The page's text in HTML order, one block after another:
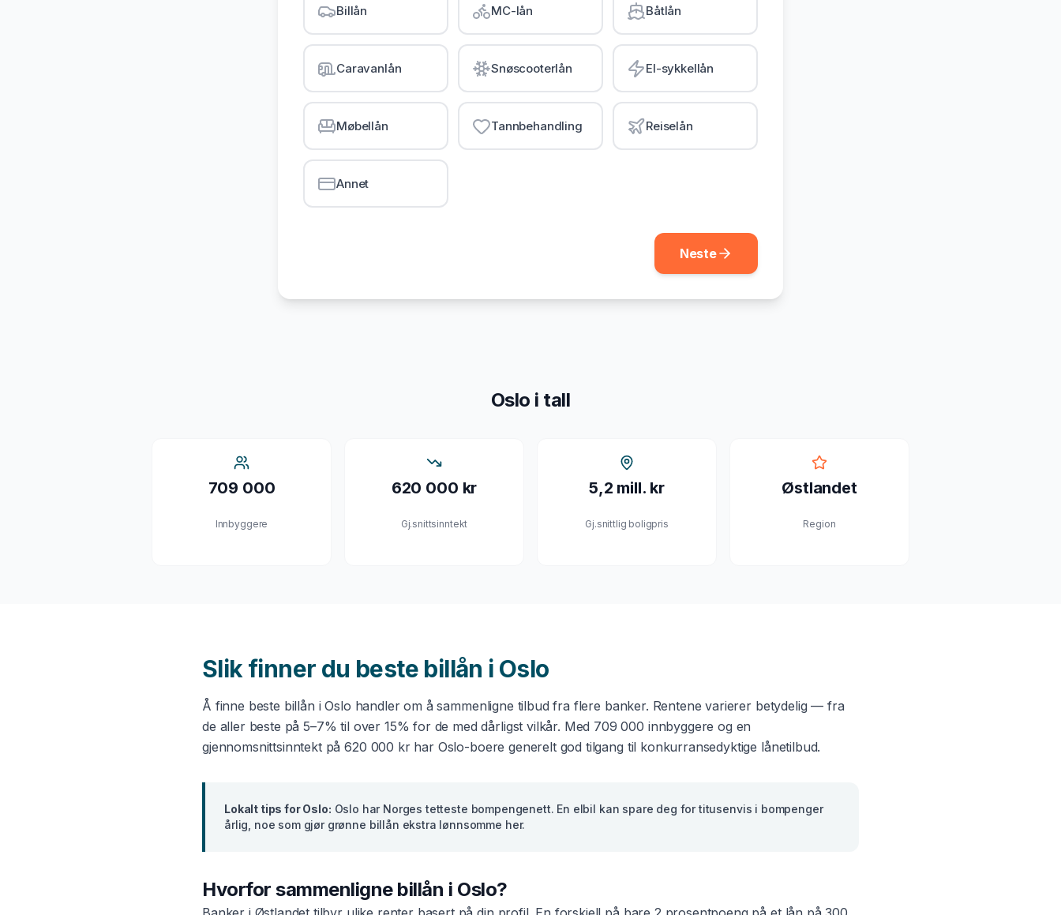
Billån MC-lån Båtlån
Caravanlån Snøscooterlån El-sykkellån
Møbellån Tannbehandling Reiselån
Annet
Neste
Oslo i tall
709 000
Innbyggere
620 000 kr
Gj.snittsinntekt
5,2 mill. kr
Gj.snittlig boligpris
Østlandet
Region
Slik finner du beste billån i Oslo
Å finne beste billån iOslo handler om å sammenligne tilbud fra flere banker. Rentene varierer betydelig — fra
de aller beste på 5–7% til over 15% for de med dårligst vilkår. Med 709 000 innbyggere og en
gjennomsnittsinntekt på620 000 krhar Oslo-boere generelt god tilgang til konkurransedyktige lånetilbud.
Lokalt tips forOslo: Oslo har Norges tetteste bompengenett. En elbil kan spare deg for titusenvis i bompenger
årlig, noe som gjør grønne billån ekstra lønnsomme her.
Hvorfor sammenligne billån i Oslo?